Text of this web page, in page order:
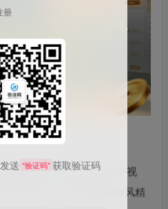
目前很火的武侠/玄幻类中视
任何成本，生成的视频画风精
册
送 “验证码” 获取验证码